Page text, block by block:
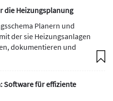
die Heizungsplanung
Planern und
der sie Heizungsanlagen
dokumentieren und
Software für effiziente